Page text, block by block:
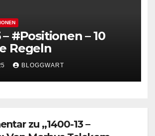
– #Positionen – 10
Regeln
BLOGGWART
zu „1400-13 –